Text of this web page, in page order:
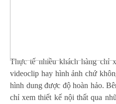
Thực tế nhiều khách hàng chỉ
videoclip hay hình ảnh chứ
hình dung được độ hoàn hảo.
chỉ xem thiết kế nội thất qua